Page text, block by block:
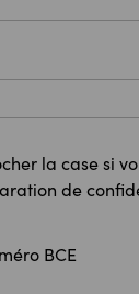
la case si
de
BCE